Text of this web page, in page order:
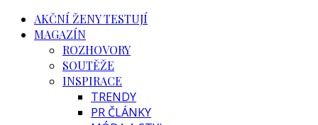
AKČNÍ ŽENY TESTUJÍ
MAGAZÍN
ROZHOVORY
SOUTĚŽE
INSPIRACE
TRENDY
PR ČLÁNKY